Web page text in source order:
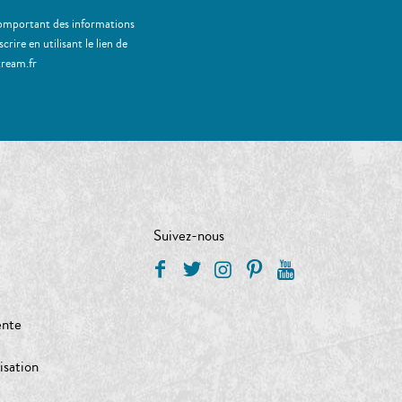
des informations
en utilisant le lien de
Suivez-nous